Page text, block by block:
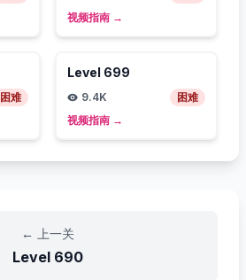
视频指南 →
困难
Level 699
9.4K
困难
视频指南 →
← 上一关
Level 690